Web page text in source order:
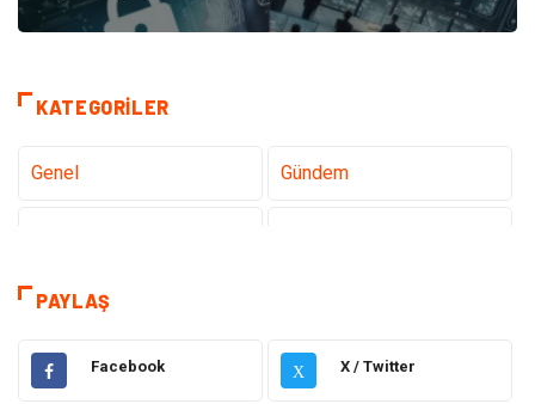
KATEGORILER
Genel Gündem
Sağlık
Elektrik Elektronik Gıda
PAYLAŞ
Facebook X X / Twitter